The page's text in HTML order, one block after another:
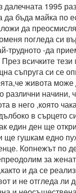
далечната 1995
да бъда майка по
да
погледа си
трудното -да
всичките тези
съпруга си се
живота може
различни начини,
в него ,която
в сърцето
един ден ще
ще гушкам едно
Копнежът по
за
и да се
и не отгледа ли